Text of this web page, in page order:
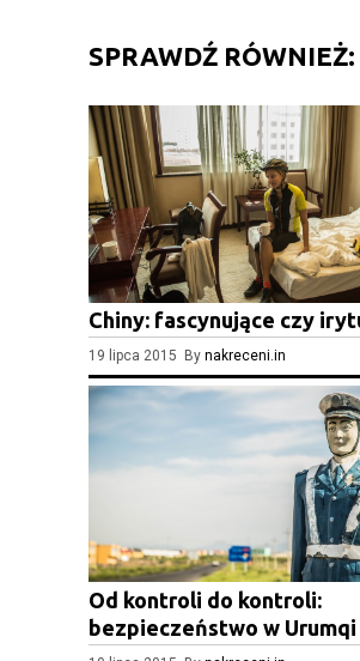
SPRAWDŹ RÓWNIEŻ:
Chiny: fascynujące czy
19 lipca 2015 By nakreceni.in
Od kontroli do kontroli:
bezpieczeństwo w Urumqi